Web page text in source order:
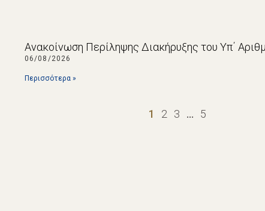
Ανακοίνωση Περίληψης Διακήρυξης του Υπ΄
06/08/2026
Περισσότερα »
1 2 3 … 5